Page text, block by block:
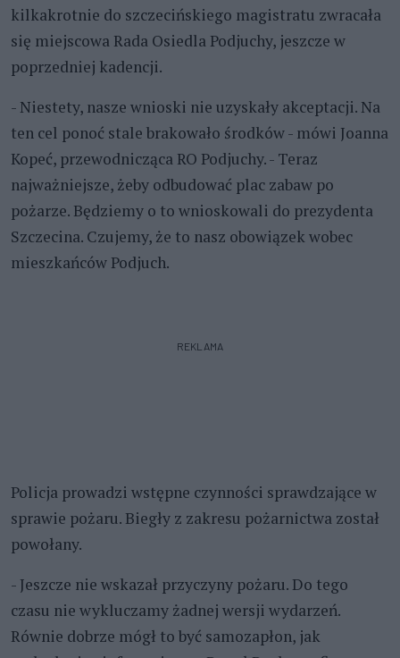
kilkakrotnie do szczecińskiego magistratu zwracała
się miejscowa Rada Osiedla Podjuchy, jeszcze w
poprzedniej kadencji.
- Niestety, nasze wnioski nie uzyskały akceptacji. Na
ten cel ponoć stale brakowało środków - mówi Joanna
Kopeć, przewodnicząca RO Podjuchy. - Teraz
najważniejsze, żeby odbudować plac zabaw po
pożarze. Będziemy o to wnioskowali do prezydenta
Szczecina. Czujemy, że to nasz obowiązek wobec
mieszkańców Podjuch.
REKLAMA
Policja prowadzi wstępne czynności sprawdzające w
sprawie pożaru. Biegły z zakresu pożarnictwa został
powołany.
- Jeszcze nie wskazał przyczyny pożaru. Do tego
czasu nie wykluczamy żadnej wersji wydarzeń.
Równie dobrze mógł to być samozapłon, jak